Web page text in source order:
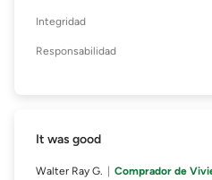
Integridad
Responsabilidad
It was good
Walter Ray G.
Comprador de